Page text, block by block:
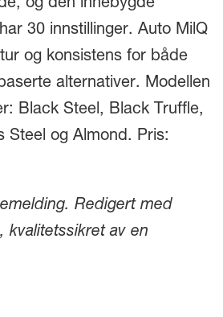
og den innebygde
30 innstillinger. Auto MilQ
og konsistens for både
alternativer. Modellen
Black Steel, Black Truffle,
Steel og Almond. Pris:
Redigert med
kvalitetssikret av en